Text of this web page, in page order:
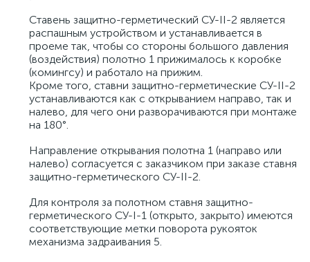
Ставень защитно-герметический СУ-II-2 является
распашным устройством и устанавливается в
проеме так, чтобы со стороны большого давления
(воздействия) полотно 1 прижималось к коробке
(комингсу) и работало на прижим.
Кроме того, ставни защитно-герметические СУ-II-2
устанавливаются как с открыванием направо, так и
налево, для чего они разворачиваются при монтаже
на 180°.
Направление открывания полотна 1 (направо или
налево) согласуется с заказчиком при заказе ставня
защитно-герметического СУ-II-2.
Для контроля за полотном ставня защитно-
герметического СУ-I-1 (открыто, закрыто) имеются
соответствующие метки поворота рукояток
механизма задраивания 5.